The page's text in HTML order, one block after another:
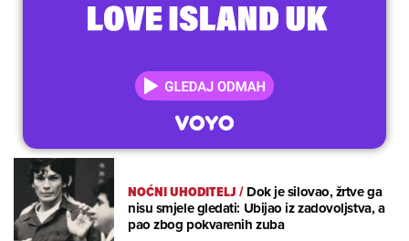
NOĆNI UHODITELJ/Dok je silovao, žrtve ga
nisu smjele gledati: Ubijao iz zadovoljstva, a
pao zbog pokvarenih zuba